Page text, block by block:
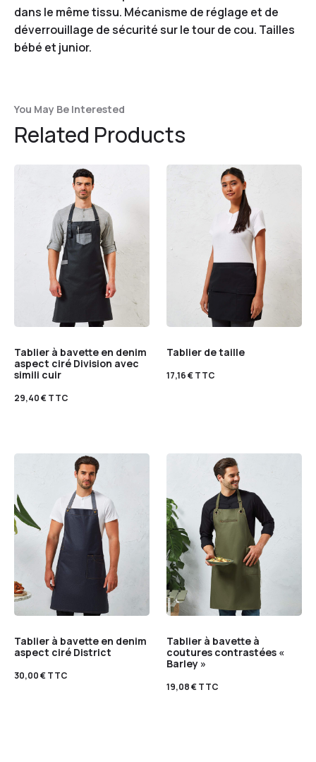
dans le même tissu. Mécanisme de réglage et de
déverrouillage de sécurité sur le tour de cou. Tailles
bébé et junior.
You May Be Interested
Related Products
Tablier à bavette en denim
aspect ciré Division avec
simili cuir
29,40€TTC
Tablier de taille
17,16€TTC
Tablier à bavette en denim
aspect ciré District
30,00€TTC
Tablier à bavette à
coutures contrastées «
Barley »
19,08€TTC